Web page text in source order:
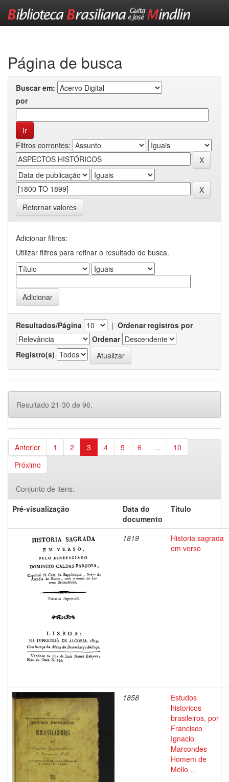
Página de busca
Buscar em:
por
Filtros correntes:
Retornar valores
Adicionar filtros:
Utilizar filtros para refinar o resultado de busca.
Resultados/Página | Ordenar registros por
Ordenar
Registro(s)
Resultado 21-30 de 96.
Anterior 1 2 3 4 5 6 ...
10
Próximo
Conjunto de itens:
Pré-visualização
Data do
documento
Título
1819
Historia sagrada
em verso
1858
Estudos
historicos
brasileiros, por
Francisco
Ignacio
Marcondes
Homem de
Mello ..